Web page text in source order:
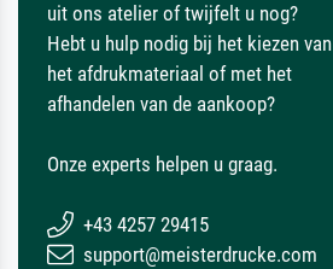
uit ons atelier of twijfelt u nog?
Hebt u hulp nodig bij het kiezen van
het afdrukmateriaal of met het
afhandelen van de aankoop?
Onze experts helpen u graag.
+43 4257 29415
support@meisterdrucke.com